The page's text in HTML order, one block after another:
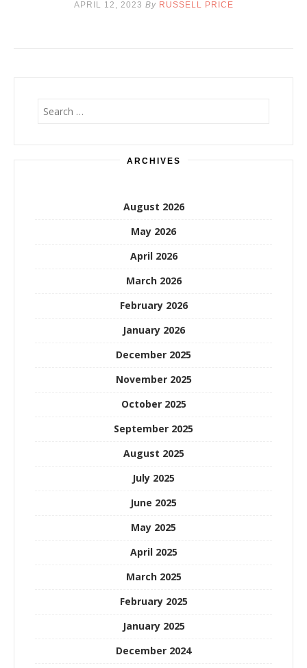
APRIL 12, 2023 By RUSSELL PRICE
Search
for:
ARCHIVES
August 2026
May 2026
April 2026
March 2026
February 2026
January 2026
December 2025
November 2025
October 2025
September 2025
August 2025
July 2025
June 2025
May 2025
April 2025
March 2025
February 2025
January 2025
December 2024